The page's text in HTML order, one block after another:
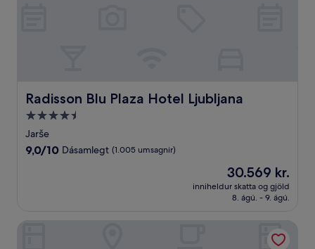
Radisson Blu Plaza Hotel Ljubljana
Radisson Blu Plaza Hotel Ljubljana
4.5
stjörnu
gististaður
Jarše
9.0
9,0/10 Dásamlegt (1.005 umsagnir)
Verðið
er
30.569 kr.
30.569 kr.
inniheldur skatta og gjöld
8. ágú. - 9. ágú.